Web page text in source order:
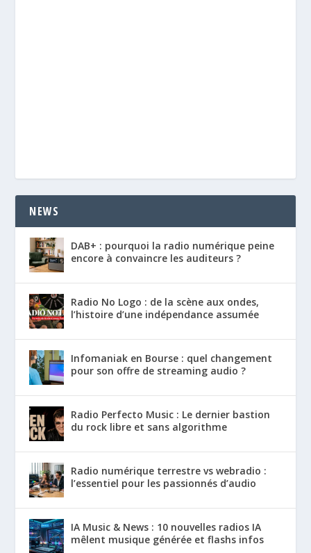
NEWS
DAB+ : pourquoi la radio numérique peine
encore à convaincre les auditeurs ?
Radio No Logo : de la scène aux ondes,
l’histoire d’une indépendance assumée
Infomaniak en Bourse : quel changement
pour son offre de streaming audio ?
Radio Perfecto Music : Le dernier bastion
du rock libre et sans algorithme
Radio numérique terrestre vs webradio :
l’essentiel pour les passionnés d’audio
IA Music & News : 10 nouvelles radios IA
mêlent musique générée et flashs infos